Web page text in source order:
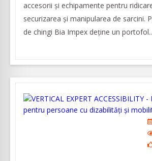
accesorii și echipamente pentru
securizarea și manipularea de sarcini.
de chingi Bia Impex deține un